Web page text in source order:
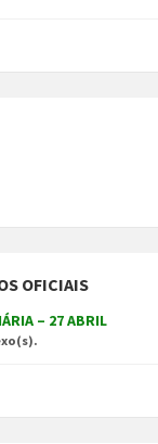
OFICIAIS
– 27 ABRIL